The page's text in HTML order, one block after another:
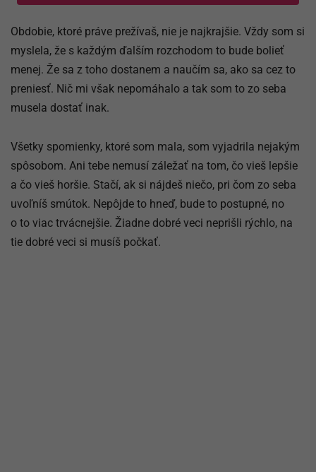
Obdobie, ktoré práve prežívaš, nie je najkrajšie. Vždy som si
myslela, že s každým ďalším rozchodom to bude bolieť
menej. Že sa z toho dostanem a naučím sa, ako sa cez to
preniesť. Nič mi však nepomáhalo a tak som to zo seba
musela dostať inak.
Všetky spomienky, ktoré som mala, som vyjadrila nejakým
spôsobom. Ani tebe nemusí záležať na tom, čo vieš lepšie
a čo vieš horšie. Stačí, ak si nájdeš niečo, pri čom zo seba
uvoľníš smútok. Nepôjde to hneď, bude to postupné, no
o to viac trvácnejšie. Žiadne dobré veci neprišli rýchlo, na
tie dobré veci si musíš počkať.